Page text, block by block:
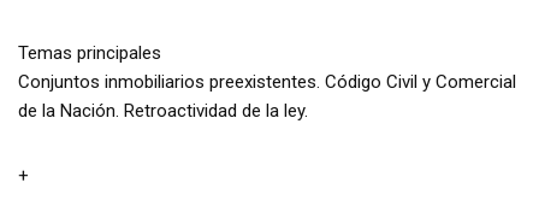
Temas principales
Conjuntos inmobiliarios preexistentes. Código Civil y Comercial
de la Nación. Retroactividad de la ley.
+